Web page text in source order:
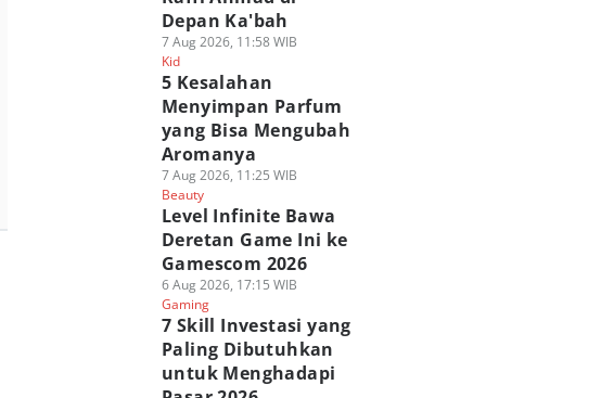
Depan Ka'bah
7 Aug 2026, 11:58 WIB
Kid
5 Kesalahan
Menyimpan Parfum
yang Bisa Mengubah
Aromanya
7 Aug 2026, 11:25 WIB
Beauty
Level Infinite Bawa
Deretan Game Ini ke
Gamescom 2026
6 Aug 2026, 17:15 WIB
Gaming
7 Skill Investasi yang
Paling Dibutuhkan
untuk Menghadapi